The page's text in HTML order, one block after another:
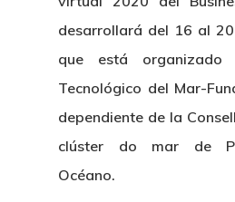
desarrollará del 16 al
que está
Tecnológico del Mar-
dependiente de la
clúster do mar de
Océano.